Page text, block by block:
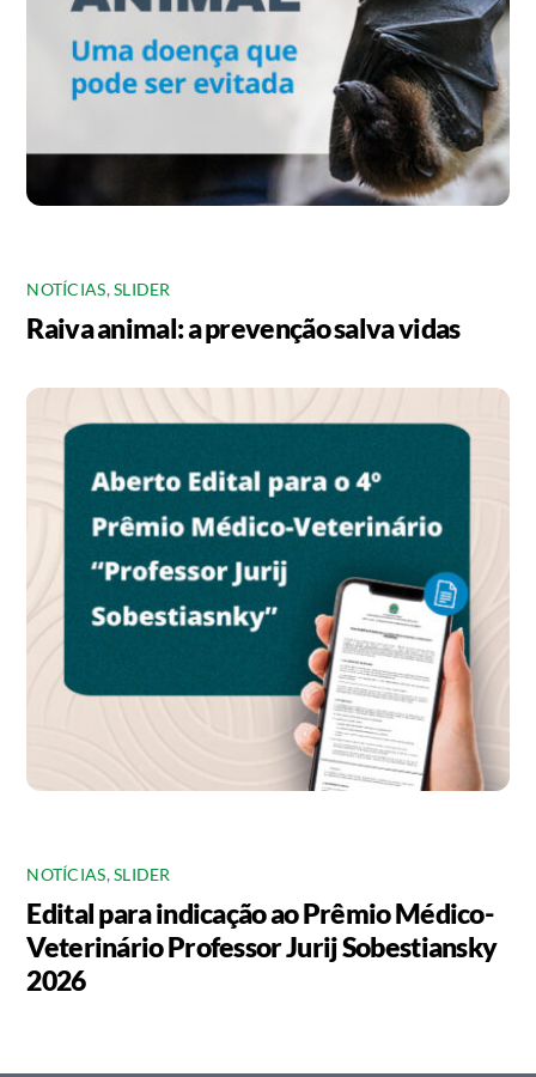
NOTÍCIAS,SLIDER
Raiva animal: a prevenção salva vidas
NOTÍCIAS,SLIDER
Edital para indicação ao Prêmio Médico-
Veterinário Professor Jurij Sobestiansky
2026